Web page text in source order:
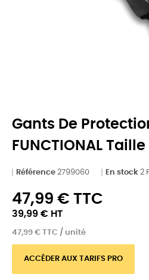
Gants De
FUNCTIONAL Taille
Référence 2799060 En stock 2
47,99 € TTC
39,99 € HT
47,99 € TTC / unité
ACCÉDER AUX TARIFS PRO